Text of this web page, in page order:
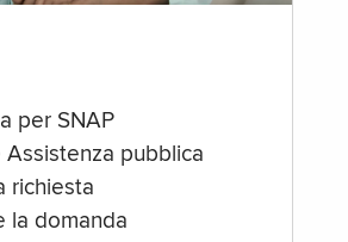
per SNAP
Assistenza pubblica
richiesta
la domanda